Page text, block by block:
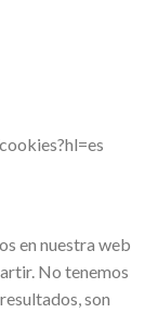
en nuestra web
No tenemos
son